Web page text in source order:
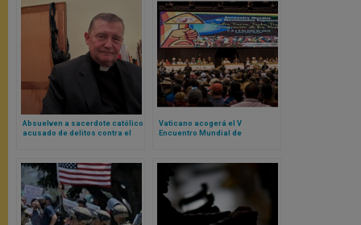
Absuelven a sacerdote católico
acusado de delitos contra el
Vaticano acogerá el V
Encuentro Mundial de